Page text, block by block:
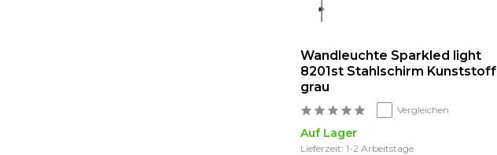
Wandleuchte Sparkled light
8201st Stahlschirm Kunststoff
grau
Vergleichen
Auf Lager
Lieferzeit: 1-2 Arbeitstage